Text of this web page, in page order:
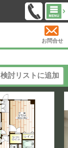
お問合せ
検討リストに追加